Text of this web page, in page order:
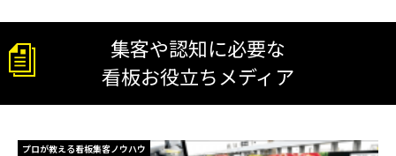
集客や認知に必要な
看板お役立ちメディア
プロが教える看板集客ノウハウ